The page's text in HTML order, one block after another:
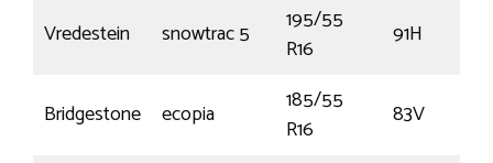
Vredestein snowtrac 5
195/55
R16
91H
Bridgestone ecopia
185/55
R16
83V